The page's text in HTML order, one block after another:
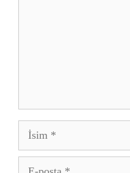
İsim